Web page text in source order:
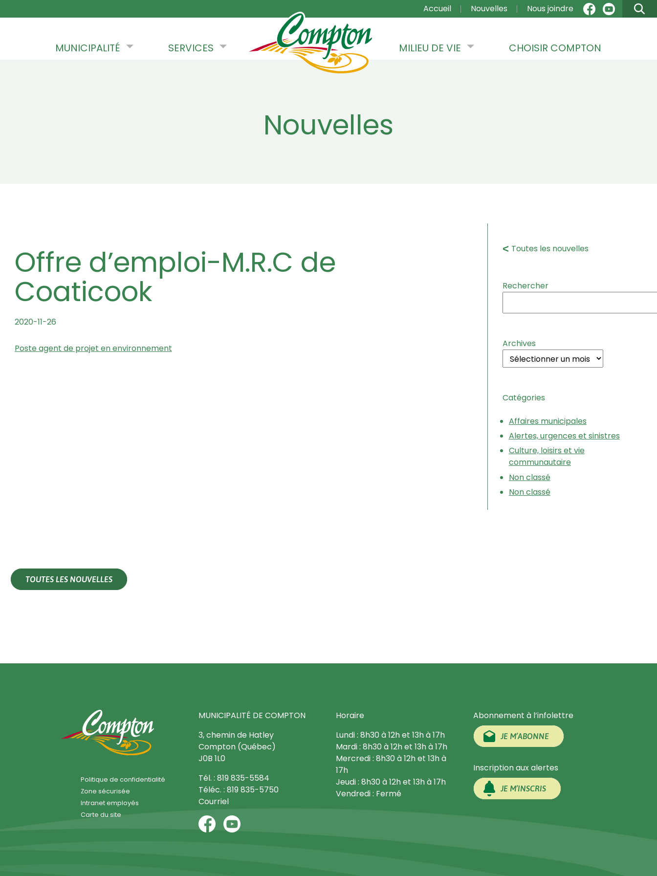
MAIN NAVIGATION
Accueil Nouvelles Nous joindre
MUNICIPALITÉ SERVICES MILIEU DE VIE CHOISIR COMPTON
Nouvelles
Offre d’emploi-M.R.C de
Coaticook
2020-11-26
Poste agent de projet en environnement
Toutes les nouvelles
Rechercher
Archives
Catégories
Affaires municipales
Alertes, urgences et sinistres
Culture, loisirs et vie
communautaire
Non classé
Non classé
TOUTES LES NOUVELLES
Politique de confidentialité
Zone sécurisée
Intranet employés
Carte du site
MUNICIPALITÉ DE COMPTON
3, chemin de Hatley
Compton (Québec)
J0B 1L0
Tél. : 819 835-5584
Téléc. : 819 835-5750
Courriel
Horaire
Lundi : 8h30 à 12h et 13h à 17h
Mardi : 8h30 à 12h et 13h à 17h
Mercredi : 8h30 à 12h et 13h à
17h
Jeudi : 8h30 à 12h et 13h à 17h
Vendredi : Fermé
Abonnement à l’infolettre
JE M’ABONNE
Inscription aux alertes
JE M’INSCRIS